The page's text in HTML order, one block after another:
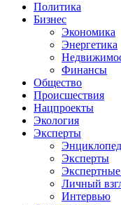
Политика
Бизнес
Экономика
Энергетика
Финансы
Общество
Происшествия
Нацпроекты
Экология
Эксперты
Эксперты
Личный
Интервью